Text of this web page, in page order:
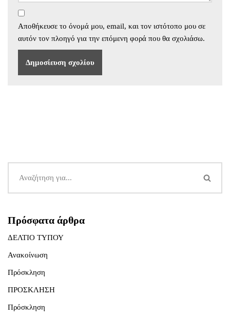
Αποθήκευσε το όνομά μου, email, και τον ιστότοπο μου σε
αυτόν τον πλοηγό για την επόμενη φορά που θα σχολιάσω.
Πρόσφατα άρθρα
ΔΕΛΤΙΟ ΤΥΠΟΥ
Ανακοίνωση
Πρόσκληση
ΠΡΟΣΚΛΗΣΗ
Πρόσκληση